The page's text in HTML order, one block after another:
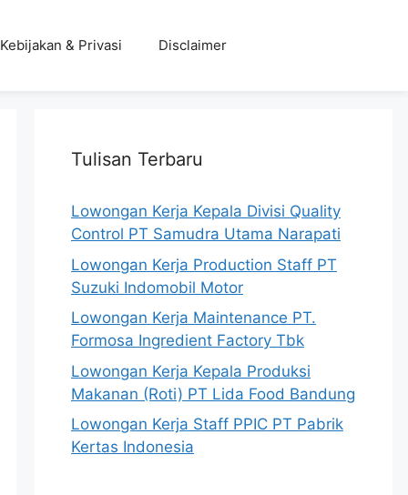
Kebijakan & Privasi Disclaimer
Tulisan Terbaru
Lowongan Kerja Kepala Divisi Quality
Control PT Samudra Utama Narapati
Lowongan Kerja Production Staff PT
Suzuki Indomobil Motor
Lowongan Kerja Maintenance PT.
Formosa Ingredient Factory Tbk
Lowongan Kerja Kepala Produksi
Makanan (Roti) PT Lida Food Bandung
Lowongan Kerja Staff PPIC PT Pabrik
Kertas Indonesia